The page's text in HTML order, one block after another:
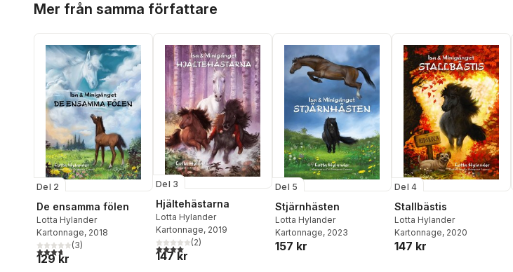
Mer från samma författare
Del 2
De ensamma fölen
Lotta Hylander
Kartonnage, 2018
3,7utav 5 stjärnor. Totalt antal röster:
(3)
129 kr
Del 3
Hjältehästarna
Lotta Hylander
Kartonnage, 2019
4,0utav 5 stjärnor. Totalt antal röster:
(2)
147 kr
Del 5
Stjärnhästen
Lotta Hylander
Kartonnage, 2023
157 kr
Del 4
Stallbästis
Lotta Hylander
Kartonnage, 2020
147 kr